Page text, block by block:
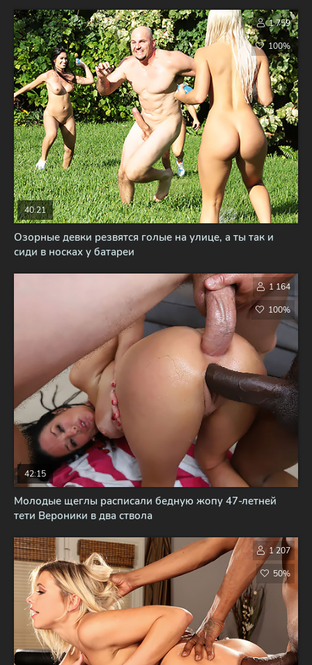
Озорные девки резвятся голые на улице, а ты так и
сиди в носках у батареи
40:21
1 759
100%
Молодые щеглы расписали бедную жопу 47-летней
тети Вероники в два ствола
42:15
1 164
100%
1 207
50%